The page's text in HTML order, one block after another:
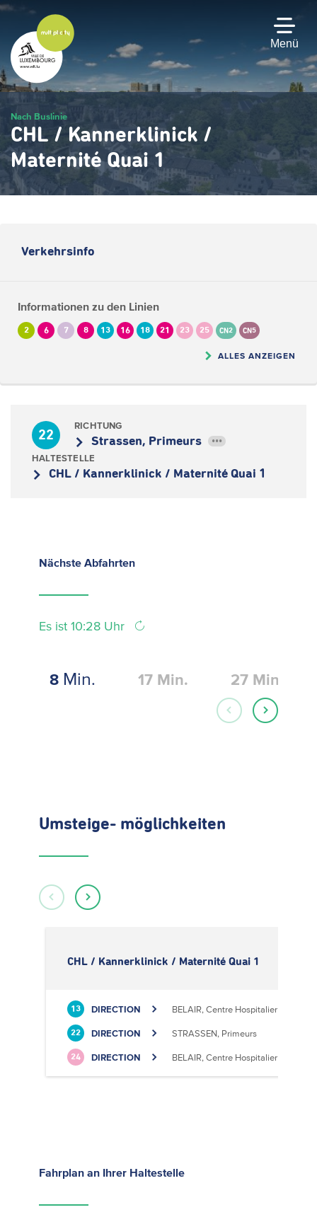
Zum
Hauptinhalt
gehen
Menü
Nach Buslinie
CHL / Kannerklinick /
Maternité Quai 1
Verkehrsinfo
Informationen zu den Linien
2 6 7 8 13 16 18 21 23 25 CN2 CN5
ALLES ANZEIGEN
22
RICHTUNG
Strassen, Primeurs •••
HALTESTELLE
CHL / Kannerklinick / Maternité Quai 1
Nächste Abfahrten
Es ist 10:28 Uhr
8 Min. 17 Min. 27 Min.
Umsteige- möglichkeiten
CHL / Kannerklinick / Maternité Quai 1
13 DIRECTION BELAIR, Centre Hospitalier
22 DIRECTION STRASSEN, Primeurs
24 DIRECTION BELAIR, Centre Hospitalier
Fahrplan an Ihrer Haltestelle